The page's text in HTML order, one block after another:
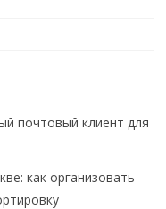
почтовый клиент для
как организовать